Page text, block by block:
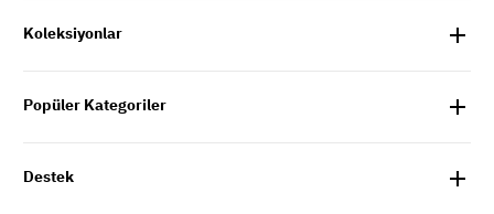
Koleksiyonlar
Popüler Kategoriler
Destek